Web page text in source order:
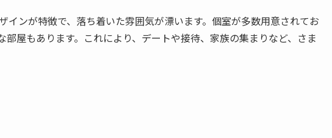
インが特徴で、落ち着いた雰囲気が漂います。個室が多数用意されてお
部屋もあります。これにより、デートや接待、家族の集まりなど、さま